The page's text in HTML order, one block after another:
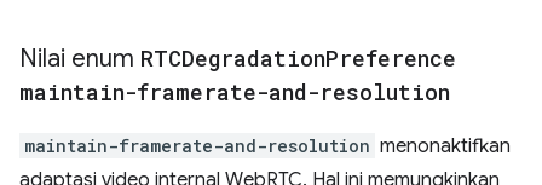
Nilai enum RTCDegradationPreference
maintain-framerate-and-resolution
maintain-framerate-and-resolution menonaktifkan
adaptasi video internal WebRTC. Hal ini memungkinkan